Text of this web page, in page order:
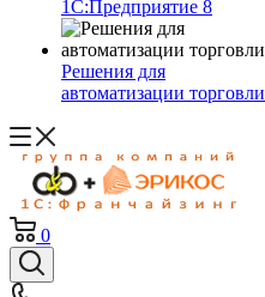
1С:Предприятие 8
Решения для
автоматизации торговли
0